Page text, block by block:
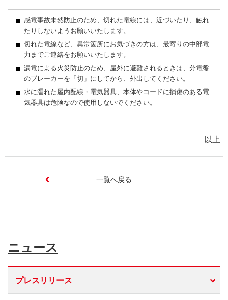
感電事故未然防止のため、切れた電線には、近づいたり、触れ
たりしないようお願いいたします。
切れた電線など、異常箇所にお気づきの方は、最寄りの中部電
力までご連絡をお願いいたします。
漏電による火災防止のため、屋外に避難されるときは、分電盤
のブレーカーを「切」にしてから、外出してください。
水に濡れた屋内配線・電気器具、本体やコードに損傷のある電
気器具は危険なので使用しないでください。
以上
一覧へ戻る
ニュース
プレスリリース